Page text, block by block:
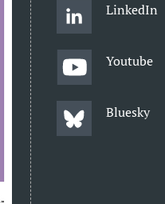
LinkedIn
Youtube
Bluesky